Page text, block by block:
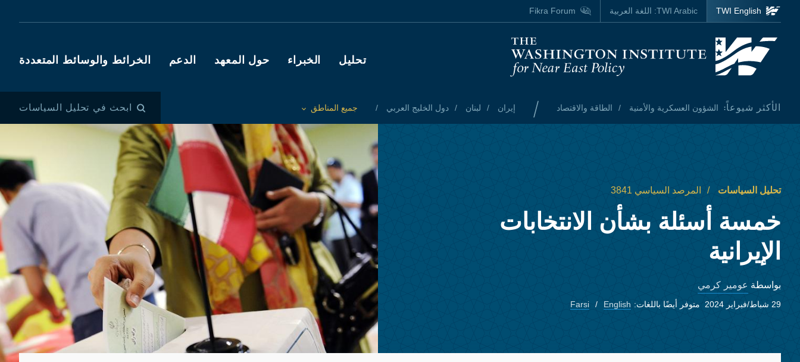
Skip to main content
Homepage
Main navigation
تحليل الخبراء حول المعهد الدعم الخرائط والوسائط المتعددة
الأكثر شيوعاً: الشؤون العسكرية والأمنية الطاقة والاقتصاد / إيران لبنان دول الخليج العربي
Toggle List of
جميع المناطق ابحث في تحليل السياسات
TWI English
TWI Arabic: اللغة العربية Fikra Forum
تحليل السياسات المرصد السياسي 3841
خمسة أسئلة بشأن الانتخابات
الإيرانية
بواسطة عومير كرمي
29 شباط/فبراير 2024 متوفر أيضًا باللغات: English
Farsi